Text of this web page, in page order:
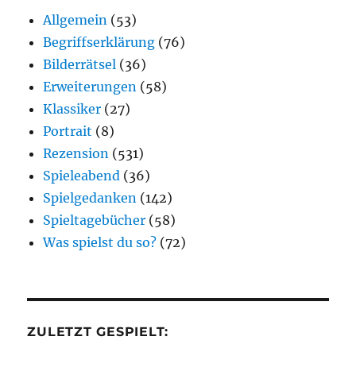
Allgemein (53)
Begriffserklärung (76)
Bilderrätsel (36)
Erweiterungen (58)
Klassiker (27)
Portrait (8)
Rezension (531)
Spieleabend (36)
Spielgedanken (142)
Spieltagebücher (58)
Was spielst du so? (72)
ZULETZT GESPIELT: